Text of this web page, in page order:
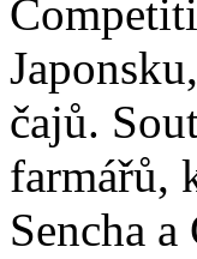
čajů.
farmářů,
Sencha